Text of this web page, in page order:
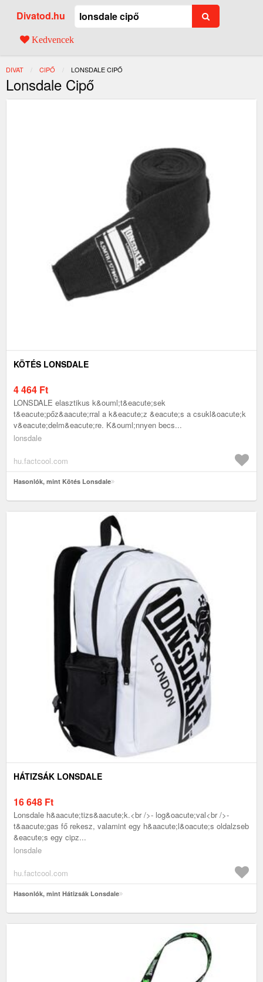
Divatod.hu
Kedvencek
DIVAT CIPŐ JELENLEGI:
LONSDALE CIPŐ
Lonsdale Cipő
KÖTÉS LONSDALE
4 464 Ft
LONSDALE elasztikus k&ouml;t&eacute;sek
t&eacute;pőz&aacute;rral a k&eacute;z &eacute;s a csukl&oacute;k
v&eacute;delm&eacute;re. K&ouml;nnyen becs...
lonsdale
hu.factcool.com
Hasonlók, mint Kötés Lonsdale
HÁTIZSÁK LONSDALE
16 648 Ft
Lonsdale h&aacute;tizs&aacute;k.<br />- log&oacute;val<br />-
t&aacute;gas fő rekesz, valamint egy h&aacute;l&oacute;s oldalzseb
&eacute;s egy cipz...
lonsdale
hu.factcool.com
Hasonlók, mint Hátizsák Lonsdale